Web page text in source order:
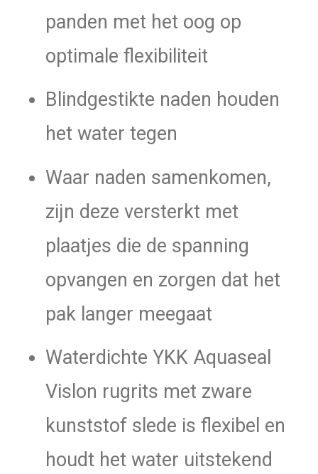
panden met het oog op
optimale flexibiliteit
Blindgestikte naden houden
het water tegen
Waar naden samenkomen,
zijn deze versterkt met
plaatjes die de spanning
opvangen en zorgen dat het
pak langer meegaat
Waterdichte YKK Aquaseal
Vislon rugrits met zware
kunststof slede is flexibel en
houdt het water uitstekend